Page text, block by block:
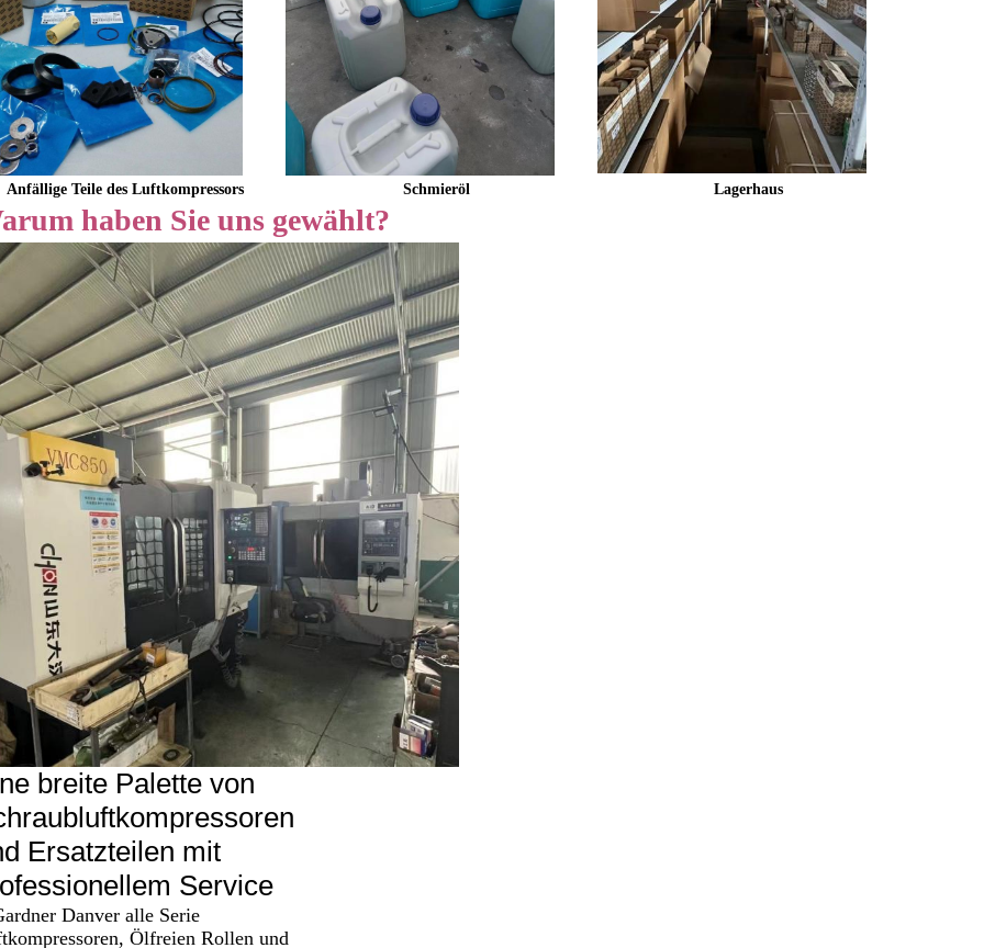
Anfällige Teile des Luftkompressors Schmieröl Lagerhaus
haben Sie uns gewählt?
breite Palette von
Ersatzteilen mit
Service
Danver alle Serie
Ölfreien Rollen und